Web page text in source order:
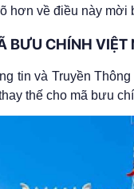
hơn về điều này mời
BƯU CHÍNH VIỆT
tin và Truyền
thế cho mã bưu